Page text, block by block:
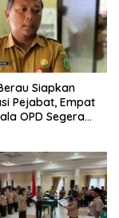
Siapkan
Pejabat, Empat
OPD Segera